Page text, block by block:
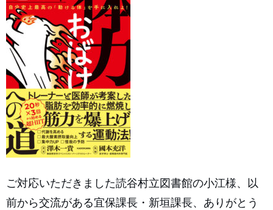
ご対応いただきました読谷村立図書館の小江様、以
前から交流がある宜保課長・新垣課長、ありがとう